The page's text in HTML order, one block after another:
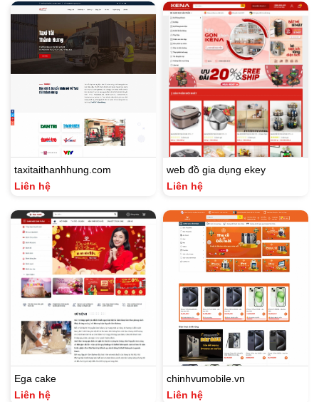
taxitaithanhhung.com
Liên hệ
web đồ gia dụng ekey
Liên hệ
Ega cake
Liên hệ
chinhvumobile.vn
Liên hệ